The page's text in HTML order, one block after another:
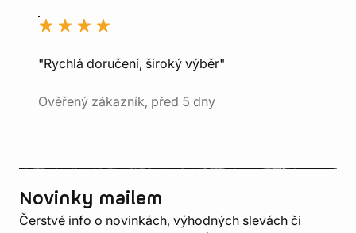
"Rychlá doručení, široký výběr"
Ověřený zákazník, před 5 dny
Novinky mailem
Čerstvé info o novinkách, výhodných slevách či